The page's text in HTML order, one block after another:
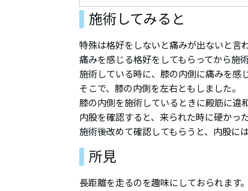
施術してみると
特殊は格好をしないと痛みが出ないと言わ
痛みを感じる格好をしてもらってから施
施術している時に、膝の内側に痛みを感
そこで、膝の内側を左右ともしました。
膝の内側を施術しているときに殿筋に違
内股を確認すると、来られた時に硬かっ
施術後改めて確認してもらうと、内股に
所見
長距離を走るのを趣味にしておられます。